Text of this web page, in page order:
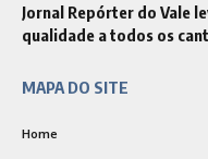
Jornal Repórter do Vale
qualidade a todos os
MAPA DO SITE
Home